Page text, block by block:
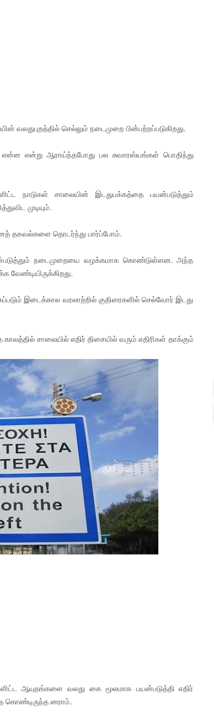
வலதுபுறத்தில் செல்லும் நடைமுறை பின்பற்றப்படுகிறது.
என்று ஆராய்ந்தபோது பல சுவாரஸ்யங்கள் பொதிந்து
நாடுகள் சாலையின் இடதுபக்கத்தை பயன்படுத்தும்
முடியும்.
தகவல்களை தொடர்ந்து பார்ப்போம்.
நடைமுறையை வழக்கமாக கொண்டுள்ளன. அந்த
வேண்டியிருக்கிறது.
இடைக்கால வரலாற்றில் குதிரைகளில் செல்வோர் இடது
சாலையில் எதிர் திசையில் வரும் எதிரிகள் தாக்கும்
ஆயுதங்களை வலது கை மூலமாக பயன்படுத்தி எதிர்
கொண்டிருந்த னராம்.